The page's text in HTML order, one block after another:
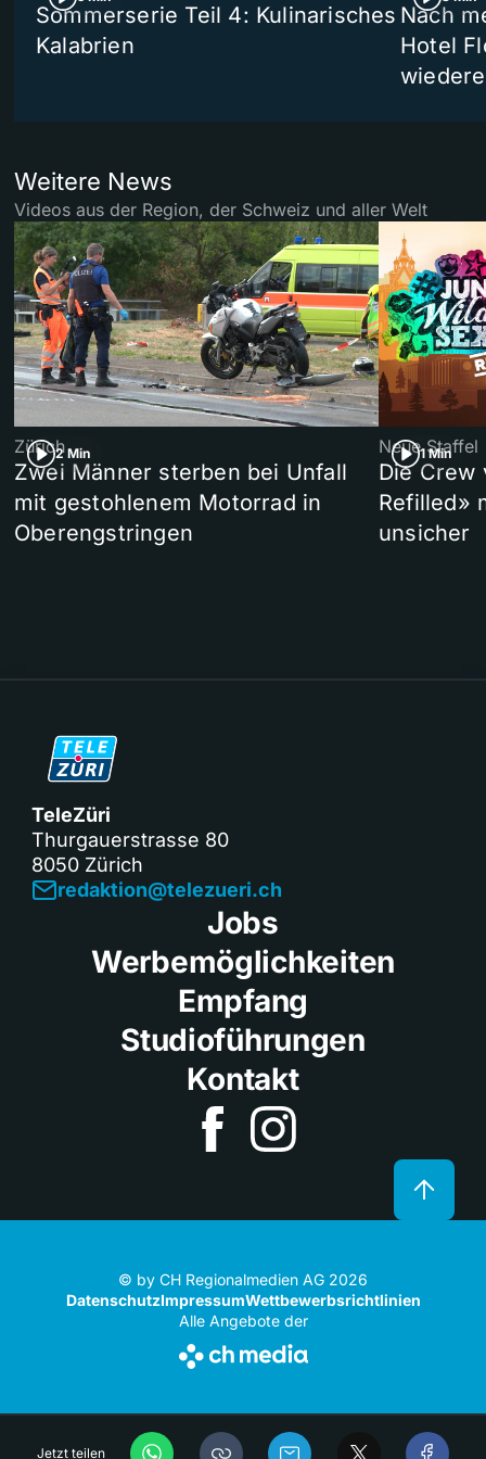
Jetzt teilen
Sommerserie Teil 4: Kulinarisches
Kalabrien
Nach
Hotel
Weitere News
Videos aus der Region, der Schweiz und aller Welt
2 Min
Zürich
Zwei Männer sterben bei Unfall
mit gestohlenem Motorrad in
Oberengstringen
1 Min
Neue Staffel
Die Crew
Refilled»
unsicher
TeleZüri
Thurgauerstrasse 80
8050 Zürich
redaktion@telezueri.ch
Jobs
Werbemöglichkeiten
Empfang
Studioführungen
Kontakt
© by CH Regionalmedien AG 2026
DatenschutzImpressumWettbewerbsrichtlinien
Alle Angebote der